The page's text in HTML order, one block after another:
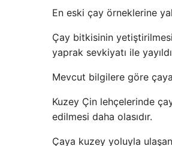
En eski çay örneklerine
Çay bitkisinin
yaprak sevkiyatı ile
Mevcut bilgilere göre
Kuzey Çin lehçelerinde
edilmesi daha olasıdır.
Çaya kuzey yoluyla